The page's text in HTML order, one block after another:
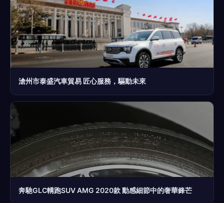
滄州市泰盛汽車貿易 匠心服務，驅動未來
奔馳GLC轎跑SUV AMG 2020款 動感細節中的奢華鋒芒